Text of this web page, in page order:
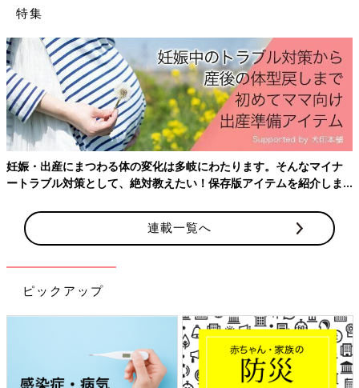
特集
妊娠・出産にまつわる体の変化は多岐にわたります。そんなマイナ
ートラブル対策として、絶対教えたい！保存版アイテムを紹介しま
連載一覧へ
ピックアップ